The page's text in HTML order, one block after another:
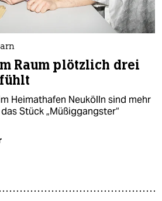
Raum plötzlich drei
Heimathafen Neukölln sind mehr
Stück „Müßiggangster“